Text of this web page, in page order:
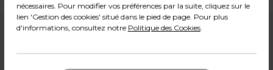
3,29€ HT
nécessaires. Pour modifier vos préférences par la suite, cliquez sur le
lien 'Gestion des cookies' situé dans le pied de page. Pour plus
d'informations, consultez notre Politique des Cookies.